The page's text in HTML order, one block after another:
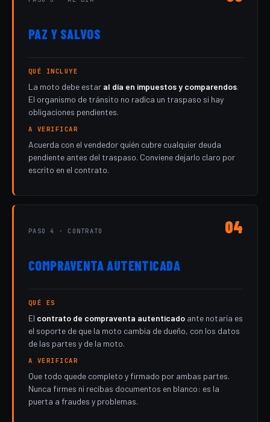
PAZ Y SALVOS
QUÉ INCLUYE
La moto debe estar al día en impuestos y comparendos.
El organismo de tránsito no radica un traspaso si hay
obligaciones pendientes.
A VERIFICAR
Acuerda con el vendedor quién cubre cualquier deuda
pendiente antes del traspaso. Conviene dejarlo claro por
escrito en el contrato.
PASO 4 · CONTRATO
COMPRAVENTA AUTENTICADA
04
QUÉ ES
El contrato de compraventa autenticado ante notaría es
el soporte de que la moto cambia de dueño, con los datos
de las partes y de la moto.
A VERIFICAR
Que todo quede completo y firmado por ambas partes.
Nunca firmes ni recibas documentos en blanco: es la
puerta a fraudes y problemas.